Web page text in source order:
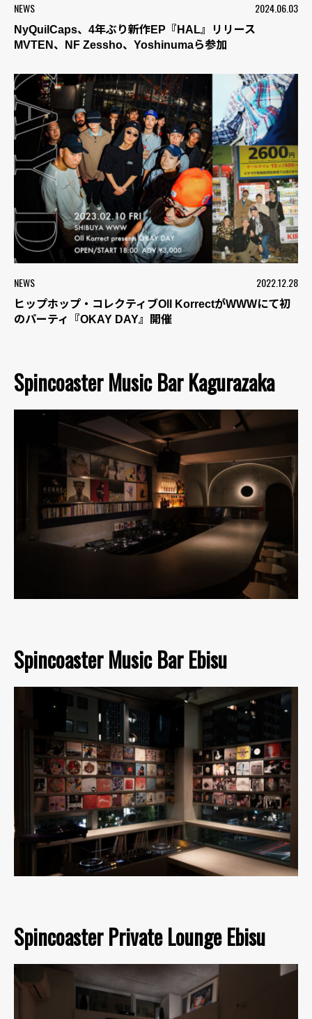
NEWS 2024.06.03
NyQuilCaps、4年ぶり新作EP『HAL』リリース
MVTEN、NF Zessho、Yoshinumaら参加
NEWS 2022.12.28
ヒップホップ・コレクティブOll KorrectがWWWにて初
のパーティ『OKAY DAY』開催
Spincoaster Music Bar Kagurazaka
Spincoaster Music Bar Ebisu
Spincoaster Private Lounge Ebisu